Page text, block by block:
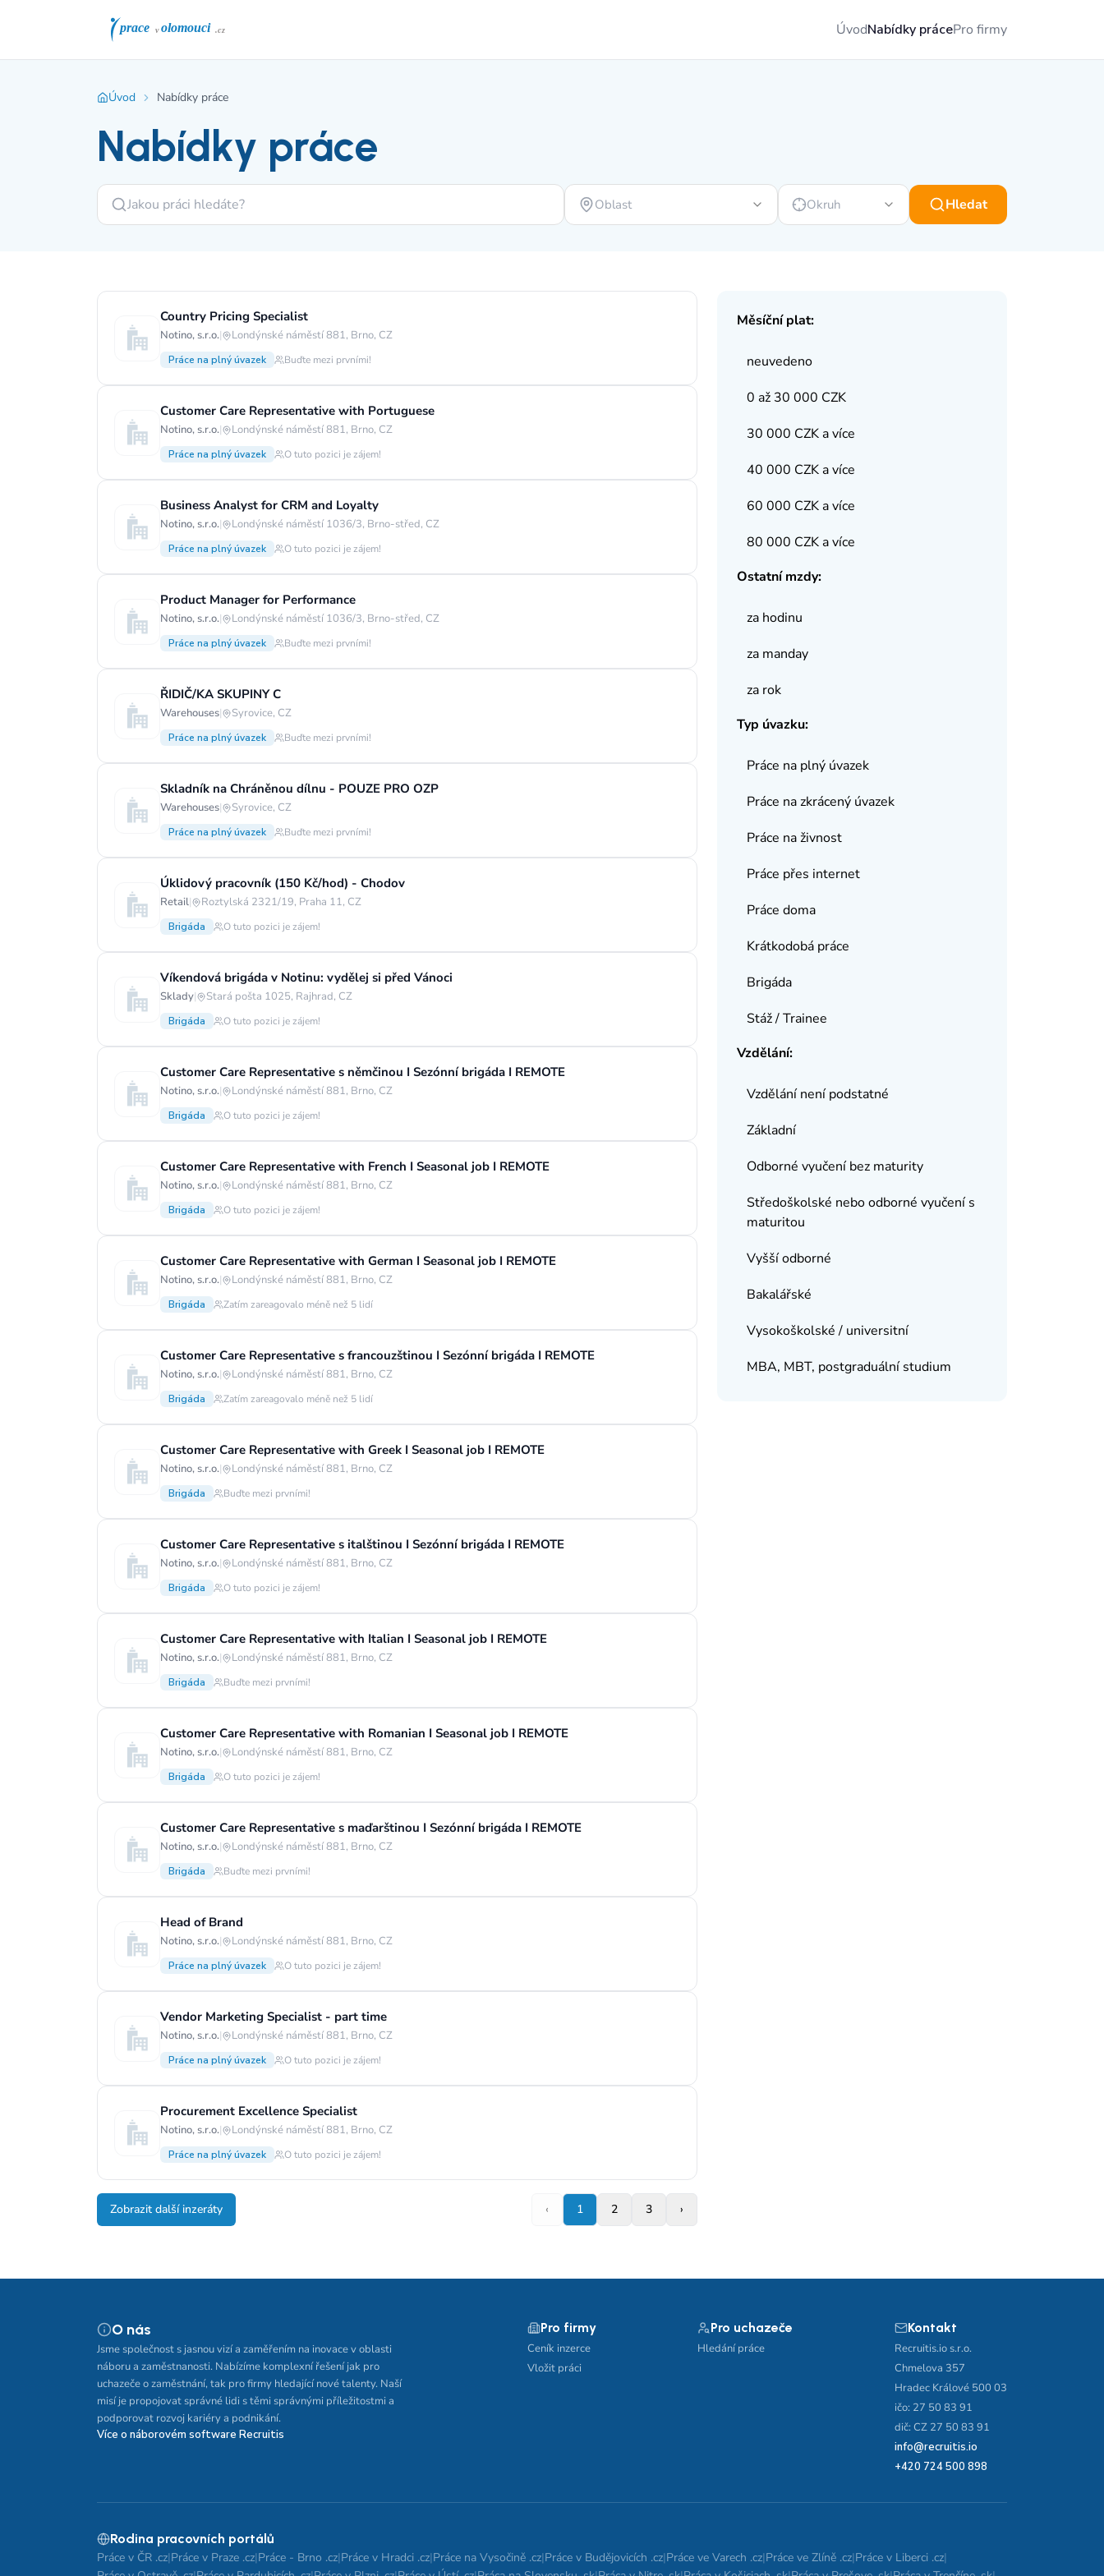
ÚvodNabídky prácePro firmy
Úvod Nabídky práce
Nabídky práce
Oblast Okruh Hledat
Country Pricing Specialist
Notino, s.r.o.| Londýnské náměstí 881, Brno, CZ
Práce na plný úvazek Buďte mezi prvními!
Customer Care Representative with Portuguese
Notino, s.r.o.| Londýnské náměstí 881, Brno, CZ
Práce na plný úvazek O tuto pozici je zájem!
Business Analyst for CRM and Loyalty
Notino, s.r.o.| Londýnské náměstí 1036/3, Brno-střed, CZ
Práce na plný úvazek O tuto pozici je zájem!
Product Manager for Performance
Notino, s.r.o.| Londýnské náměstí 1036/3, Brno-střed, CZ
Práce na plný úvazek Buďte mezi prvními!
ŘIDIČ/KA SKUPINY C
Warehouses| Syrovice, CZ
Práce na plný úvazek Buďte mezi prvními!
Skladník na Chráněnou dílnu - POUZE PRO OZP
Warehouses| Syrovice, CZ
Práce na plný úvazek Buďte mezi prvními!
Úklidový pracovník (150 Kč/hod) - Chodov
Retail| Roztylská 2321/19, Praha 11, CZ
Brigáda O tuto pozici je zájem!
Víkendová brigáda v Notinu: vydělej si před Vánoci
Sklady| Stará pošta 1025, Rajhrad, CZ
Brigáda O tuto pozici je zájem!
Customer Care Representative s němčinou I Sezónní brigáda I REMOTE
Notino, s.r.o.| Londýnské náměstí 881, Brno, CZ
Brigáda O tuto pozici je zájem!
Customer Care Representative with French I Seasonal job I REMOTE
Notino, s.r.o.| Londýnské náměstí 881, Brno, CZ
Brigáda O tuto pozici je zájem!
Customer Care Representative with German I Seasonal job I REMOTE
Notino, s.r.o.| Londýnské náměstí 881, Brno, CZ
Brigáda Zatím zareagovalo méně než 5 lidí
Customer Care Representative s francouzštinou I Sezónní brigáda I REMOTE
Notino, s.r.o.| Londýnské náměstí 881, Brno, CZ
Brigáda Zatím zareagovalo méně než 5 lidí
Customer Care Representative with Greek I Seasonal job I REMOTE
Notino, s.r.o.| Londýnské náměstí 881, Brno, CZ
Brigáda Buďte mezi prvními!
Customer Care Representative s italštinou I Sezónní brigáda I REMOTE
Notino, s.r.o.| Londýnské náměstí 881, Brno, CZ
Brigáda O tuto pozici je zájem!
Customer Care Representative with Italian I Seasonal job I REMOTE
Notino, s.r.o.| Londýnské náměstí 881, Brno, CZ
Brigáda Buďte mezi prvními!
Customer Care Representative with Romanian I Seasonal job I REMOTE
Notino, s.r.o.| Londýnské náměstí 881, Brno, CZ
Brigáda O tuto pozici je zájem!
Customer Care Representative s maďarštinou I Sezónní brigáda I REMOTE
Notino, s.r.o.| Londýnské náměstí 881, Brno, CZ
Brigáda Buďte mezi prvními!
Head of Brand
Notino, s.r.o.| Londýnské náměstí 881, Brno, CZ
Práce na plný úvazek O tuto pozici je zájem!
Vendor Marketing Specialist - part time
Notino, s.r.o.| Londýnské náměstí 881, Brno, CZ
Práce na plný úvazek O tuto pozici je zájem!
Procurement Excellence Specialist
Notino, s.r.o.| Londýnské náměstí 881, Brno, CZ
Práce na plný úvazek O tuto pozici je zájem!
Zobrazit další inzeráty ‹ 1 2 3 ›
Měsíční plat:
neuvedeno
0 až 30 000 CZK
30 000 CZK a více
40 000 CZK a více
60 000 CZK a více
80 000 CZK a více
Ostatní mzdy:
za hodinu
za manday
za rok
Typ úvazku:
Práce na plný úvazek
Práce na zkrácený úvazek
Práce na živnost
Práce přes internet
Práce doma
Krátkodobá práce
Brigáda
Stáž / Trainee
Vzdělání:
Vzdělání není podstatné
Základní
Odborné vyučení bez maturity
Středoškolské nebo odborné vyučení s
maturitou
Vyšší odborné
Bakalářské
Vysokoškolské / universitní
MBA, MBT, postgraduální studium
O nás
Jsme společnost s jasnou vizí a zaměřením na inovace v oblasti
náboru a zaměstnanosti. Nabízíme komplexní řešení jak pro
uchazeče o zaměstnání, tak pro firmy hledající nové talenty. Naší
misí je propojovat správné lidi s těmi správnými příležitostmi a
podporovat rozvoj kariéry a podnikání.
Více o náborovém software Recruitis
Pro firmy
Ceník inzerce
Vložit práci
Pro uchazeče
Hledání práce
Kontakt
Recruitis.io s.r.o.
Chmelova 357
Hradec Králové 500 03
ičo: 27 50 83 91
dič: CZ 27 50 83 91
info@recruitis.io
+420 724 500 898
Rodina pracovních portálů
Práce v ČR .cz|Práce v Praze .cz|Práce - Brno .cz|Práce v Hradci .cz|Práce na Vysočině .cz|Práce v Budějovicích .cz|Práce ve Varech .cz|Práce ve Zlíně .cz|Práce v Liberci .cz|